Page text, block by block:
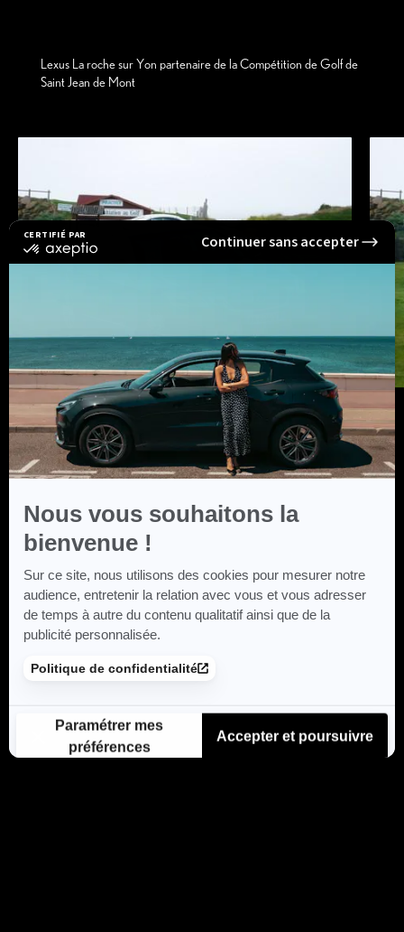
CERTIFIÉ PAR
certifié
Axeptio
Continuer sans accepter
Nous vous souhaitons la
bienvenue !
Sur ce site, nous utilisons des cookies pour mesurer notre
audience, entretenir la relation avec vous et vous adresser
de temps à autre du contenu qualitatif ainsi que de la
publicité personnalisée.
Politique de confidentialité
Paramétrer mes
préférences
Accepter et poursuivre
Lexus La roche sur Yon partenaire de la Compétition de Golf de
Saint Jean de Mont